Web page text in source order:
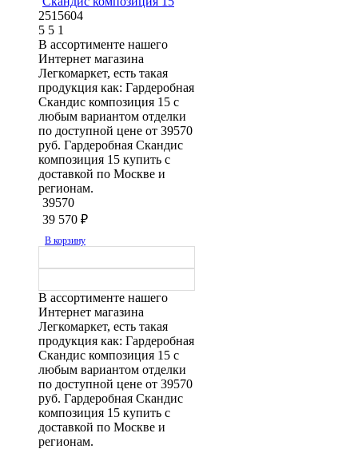
2515604
5 5 1
В ассортименте нашего
Интернет магазина
Легкомаркет, есть такая
продукция как: Гардеробная
Скандис композиция 15 с
любым вариантом отделки
по доступной цене от 39570
руб. Гардеробная Скандис
композиция 15 купить с
доставкой по Москве и
регионам.
39570
39 570 ₽
В корзину
В ассортименте нашего
Интернет магазина
Легкомаркет, есть такая
продукция как: Гардеробная
Скандис композиция 15 с
любым вариантом отделки
по доступной цене от 39570
руб. Гардеробная Скандис
композиция 15 купить с
доставкой по Москве и
регионам.